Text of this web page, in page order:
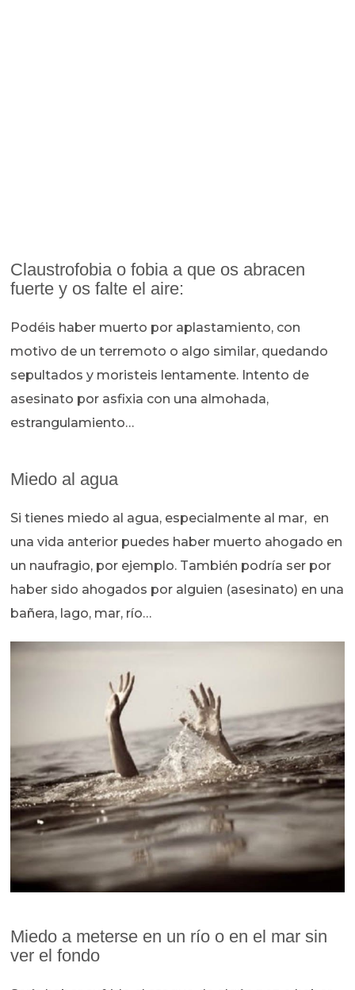
Claustrofobia o fobia a que os abracen
fuerte y os falte el aire:
Podéis haber muerto por aplastamiento, con
motivo de un terremoto o algo similar, quedando
sepultados y moristeis lentamente. Intento de
asesinato por asfixia con una almohada,
estrangulamiento…
Miedo al agua
Si tienes miedo al agua, especialmente al mar, en
una vida anterior puedes haber muerto ahogado en
un naufragio, por ejemplo. También podría ser por
haber sido ahogados por alguien (asesinato) en una
bañera, lago, mar, río…
Miedo a meterse en un río o en el mar sin
ver el fondo